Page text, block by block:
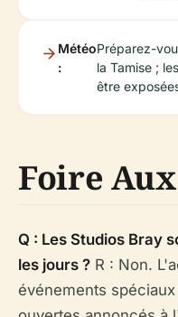
Météo
:
Préparez-
la Tamise ;
être
Foire
Q : Les Studios Bray
les jours ? R : Non.
événements